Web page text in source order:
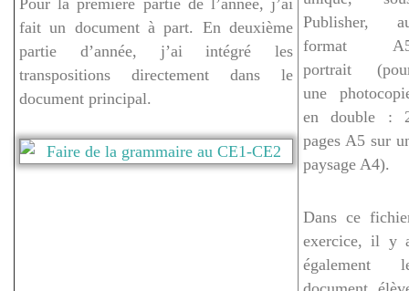
fait un document à part. En deuxième
partie d’année, j’ai intégré les
transpositions directement dans le
document principal.
Publisher,
format
portrait
une
en double :
pages A5 sur
paysage A4).
Dans ce
exercice, il y
également